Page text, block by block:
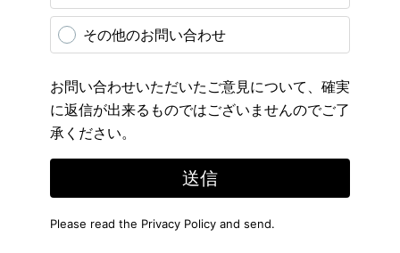
その他のお問い合わせ
お問い合わせいただいたご意見について、確実
に返信が出来るものではございませんのでご了
承ください。
送信
Please read the Privacy Policy and send.